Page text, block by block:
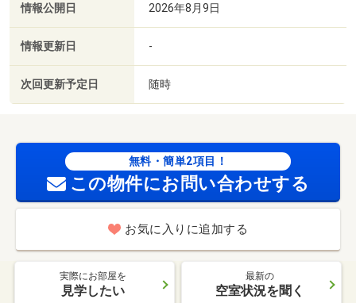
情報公開日 2026年8月9日
情報更新日 -
次回更新予定日 随時
無料・簡単2項目！
この物件にお問い合わせする
お気に入りに追加する
実際にお部屋を
見学したい
最新の
空室状況を聞く